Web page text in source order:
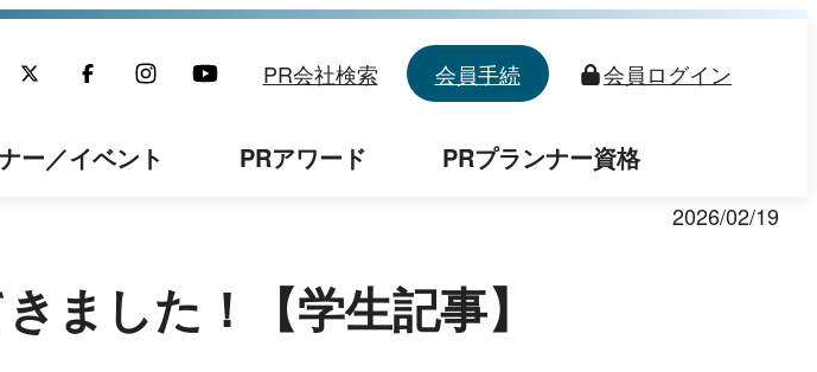
PR会社検索 会員手続 会員ログイン
ー／イベント PRアワード PRプランナー資格
2026/02/19
ました！【学生記事】